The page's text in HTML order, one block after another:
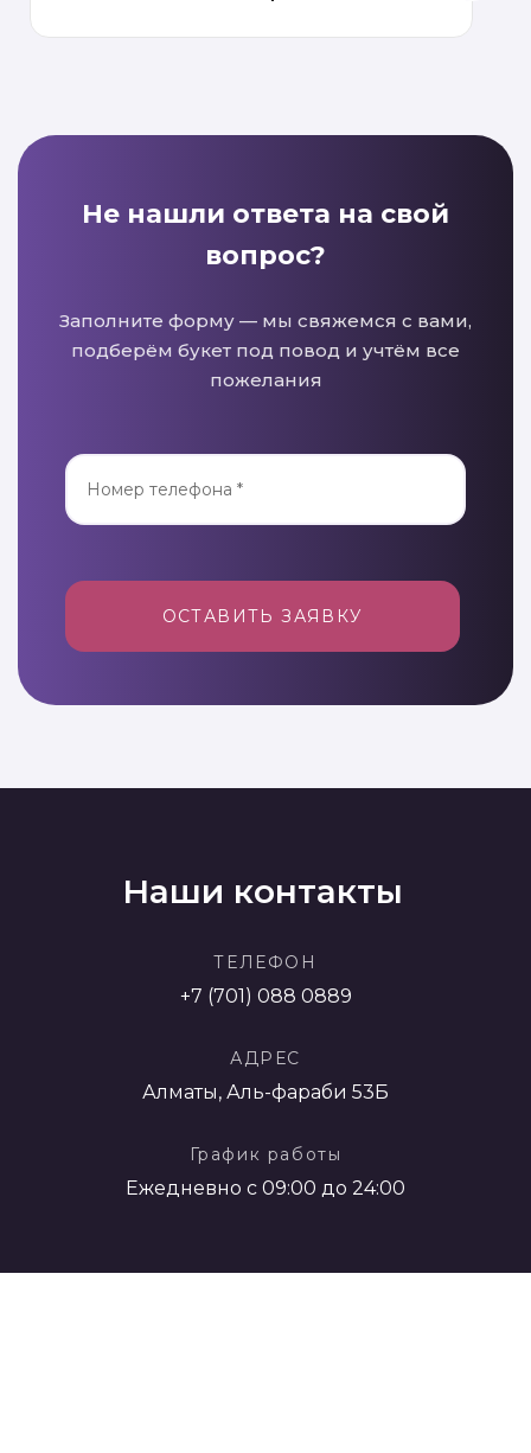
Не нашли ответа на свой
вопрос?
Заполните форму — мы свяжемся с вами,
подберём букет под повод и учтём все
пожелания
ОСТАВИТЬ ЗАЯВКУ
Наши контакты
ТЕЛЕФОН
+7 (701) 088 0889
АДРЕС
Алматы, Аль-фараби 53Б
График работы
Ежедневно с 09:00 до 24:00